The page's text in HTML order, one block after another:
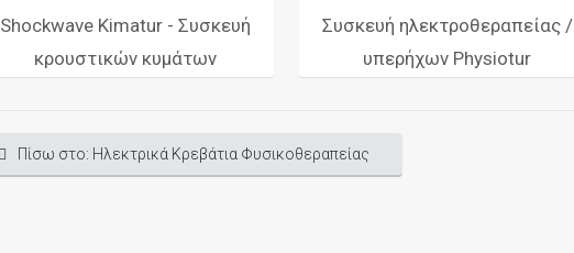
Shockwave Kimatur - Συσκευή
κρουστικών κυμάτων
Συσκευή ηλεκτροθεραπείας /
υπερήχων Physiotur
Πίσω στο: Ηλεκτρικά Κρεβάτια Φυσικοθεραπείας